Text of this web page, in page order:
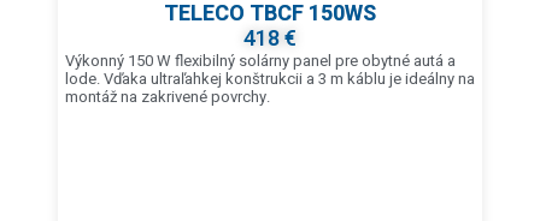
TELECO TBCF 150WS
418 €
Výkonný 150 W flexibilný solárny panel pre obytné autá a
lode. Vďaka ultraľahkej konštrukcii a 3 m káblu je ideálny na
montáž na zakrivené povrchy.